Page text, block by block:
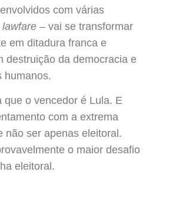
com várias
lawfare – vai se transformar
em ditadura franca e
destruição da democracia e
humanos.
que o vencedor é Lula. E
com a extrema
não ser apenas eleitoral.
o maior desafio
eleitoral.